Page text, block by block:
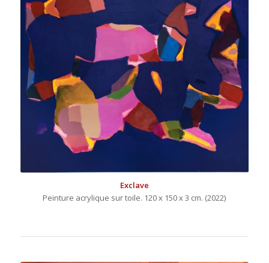
Exclave
Peinture acrylique sur toile. 120 x 150 x 3 cm. (2022)